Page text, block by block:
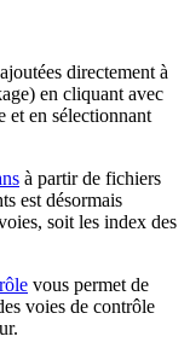
directement à
en cliquant avec
et en sélectionnant
à partir de fichiers
est désormais
soit les index des
vous permet de
voies de contrôle